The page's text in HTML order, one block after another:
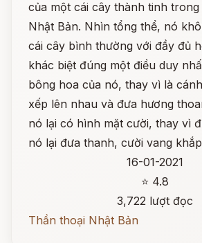
của một cái cây thành tinh
Nhật Bản. Nhìn tổng thể, nó
cái cây bình thường với đầy đủ
khác biệt đúng một điều duy
bông hoa của nó, thay vì là
xếp lên nhau và đưa hương
nó lại có hình mặt cười, thay vì
nó lại đưa thanh, cười vang
16-01-2021
⭐ 4.8
3,722 lượt đọc
Thần thoại Nhật Bản